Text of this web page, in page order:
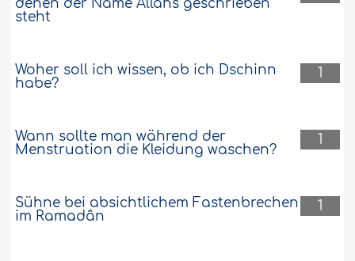
denen der Name Allâhs geschrieben
steht
1
Woher soll ich wissen, ob ich Dschinn
habe?
1
Wann sollte man während der
Menstruation die Kleidung waschen?
1
Sühne bei absichtlichem Fastenbrechen
im Ramadân